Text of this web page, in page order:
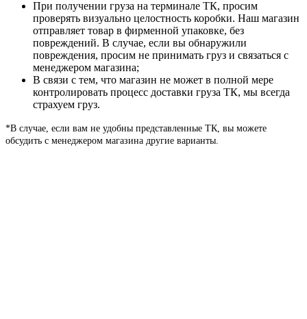
При получении груза на терминале ТК, просим
проверять визуально целостность коробки. Наш магазин
отправляет товар в фирменной упаковке, без
повреждений. В случае, если вы обнаружили
повреждения, просим не принимать груз и связаться с
менеджером магазина;
В связи с тем, что магазин не может в полной мере
контролировать процесс доставки груза ТК, мы всегда
страхуем груз.
*В случае, если вам не удобны представленные ТК, вы можете
обсудить с менеджером магазина другие варианты.